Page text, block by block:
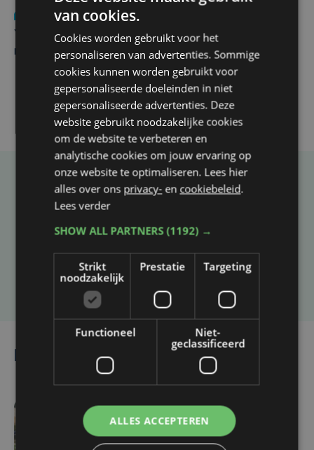
Nieuws
do 6 augustus | 21:30
Yaro (19), slachtoffer van vechtpartij, is na
maandenlange coma overleden
Taalfout opgemerkt?
Heb je een taal- of schrijffout opgemerkt in dit
artikel?
Laat het ons weten
-884 sec. geleden
Zulte Waregem start
van cookies.
Cookies worden gebruikt voor het
personaliseren van advertenties. Sommige
cookies kunnen worden gebruikt voor
gepersonaliseerde doeleinden in niet
gepersonaliseerde advertenties. Deze
website gebruikt noodzakelijke cookies
om de website te verbeteren en
analytische cookies om jouw ervaring op
onze website te optimaliseren. Lees hier
alles over ons privacy- en cookiebeleid.
Lees verder
SHOW ALL PARTNERS(1192) →
Strikt
noodzakelijk
Prestatie Targeting
Functioneel
Niet-
geclassificeerd
ALLES ACCEPTEREN